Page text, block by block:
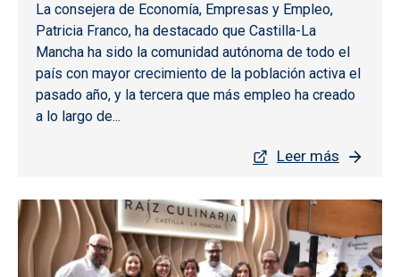
La consejera de Economía, Empresas y Empleo,
Patricia Franco, ha destacado que Castilla-La
Mancha ha sido la comunidad autónoma de todo el
país con mayor crecimiento de la población activa el
pasado año, y la tercera que más empleo ha creado
a lo largo de...
Leer más